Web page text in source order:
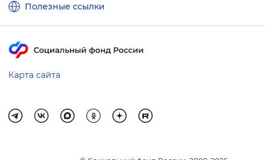
Полезные ссылки
Карта сайта